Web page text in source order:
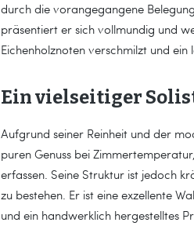
durch die vorangegangene
präsentiert er sich vollmundig und
Eichenholznoten verschmilzt und ein
Ein vielseitiger
Aufgrund seiner Reinheit und der
puren Genuss bei
erfassen. Seine Struktur ist jedoch
zu bestehen. Er ist eine exzellente
und ein handwerklich hergestelltes